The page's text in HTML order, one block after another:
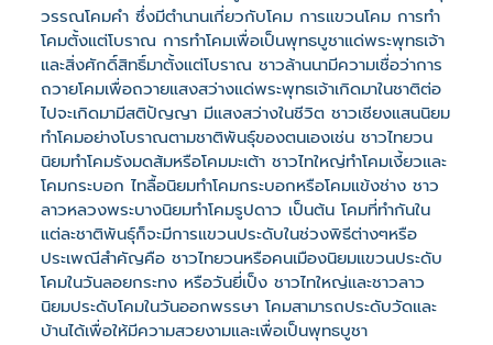
วรรณโคมคำ ซึ่งมีตำนานเกี่ยวกับโคม การแขวนโคม การทำ
โคมตั้งแต่โบราณ การทำโคมเพื่อเป็นพุทธบูชาแด่พระพุทธเจ้า
และสิ่งศักดิ์สิทธิ์มาตั้งแต่โบราณ ชาวล้านนามีความเชื่อว่าการ
ถวายโคมเพื่อถวายแสงสว่างแด่พระพุทธเจ้าเกิดมาในชาติต่อ
ไปจะเกิดมามีสติปัญญา มีแสงสว่างในชีวิต ชาวเชียงแสนนิยม
ทำโคมอย่างโบราณตามชาติพันธุ์ของตนเองเช่น ชาวไทยวน
นิยมทำโคมรังมดส้มหรือโคมมะเต้า ชาวไทใหญ่ทำโคมเงี้ยวและ
โคมกระบอก ไทลื้อนิยมทำโคมกระบอกหรือโคมแข้งช่าง ชาว
ลาวหลวงพระบางนิยมทำโคมรูปดาว เป็นต้น โคมที่ทำกันใน
แต่ละชาติพันธุ์ก็จะมีการแขวนประดับในช่วงพิธีต่างๆหรือ
ประเพณีสำคัญคือ ชาวไทยวนหรือคนเมืองนิยมแขวนประดับ
โคมในวันลอยกระทง หรือวันยี่เป็ง ชาวไทใหญ่และชาวลาว
นิยมประดับโคมในวันออกพรรษา โคมสามารถประดับวัดและ
บ้านได้เพื่อให้มีความสวยงามและเพื่อเป็นพุทธบูชา